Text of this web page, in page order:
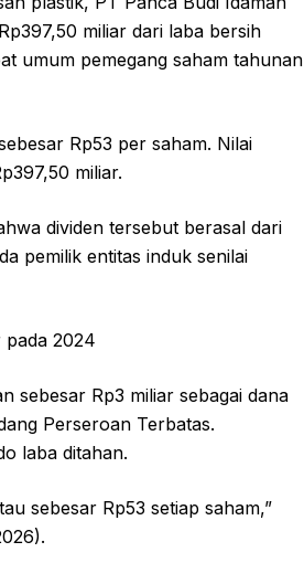
miliar dari laba bersih
umum pemegang saham tahunan
Rp53 per saham. Nilai
miliar.
dividen tersebut berasal dari
pemilik entitas induk senilai
pada 2024
sebesar Rp3 miliar sebagai dana
Perseroan Terbatas.
laba ditahan.
sebesar Rp53 setiap saham,”